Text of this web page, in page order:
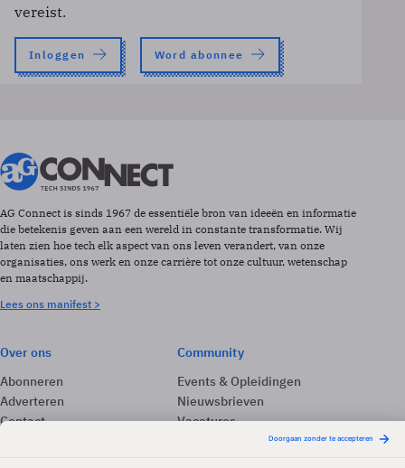
vereist.
Inloggen Word abonnee
AG Connect is sinds 1967 de essentiële bron van ideeën en informatie
die betekenis geven aan een wereld in constante transformatie. Wij
laten zien hoe tech elk aspect van ons leven verandert, van onze
organisaties, ons werk en onze carrière tot onze cultuur, wetenschap
en maatschappij.
Lees ons manifest >
Over ons
Abonneren
Adverteren
Contact
Community
Events & Opleidingen
Nieuwsbrieven
Vacatures